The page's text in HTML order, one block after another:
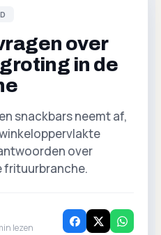
over
in de
snackbars neemt af,
over
frituurbranche.
lezen